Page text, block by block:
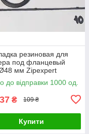
резиновая для
под фланцевый
мм Zipexpert
до відправки 1000 од.
₴ 109 ₴
Купити